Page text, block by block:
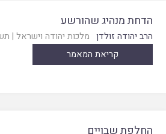
הדחת מנהיג שהורשע
הרב יהודה זולדן מלכות יהודה וישראל |
קריאת המאמר
החלפת שבויים